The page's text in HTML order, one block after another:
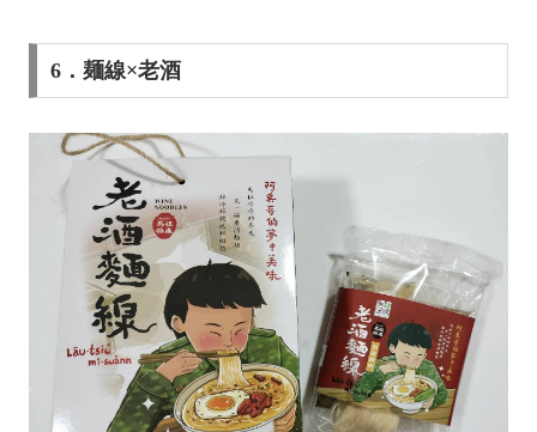
6．麺線×老酒